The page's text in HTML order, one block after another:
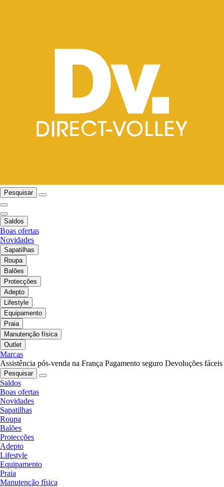
Pesquisar
Saldos
Boas ofertas
Novidades
Sapatilhas
Roupa
Balões
Protecções
Adepto
Lifestyle
Equipamento
Praia
Manutenção física
Outlet
Marcas
Assistência pós-venda na França Pagamento seguro Devoluções fáceis
Pesquisar
Saldos
Boas ofertas
Novidades
Sapatilhas
Roupa
Balões
Protecções
Adepto
Lifestyle
Equipamento
Praia
Manutenção física